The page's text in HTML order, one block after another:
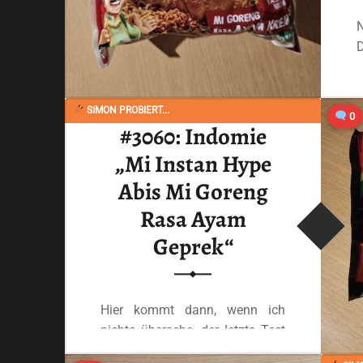
0
SIMON PROBIERT...
#3060: Indomie
„Mi Instan Hype
Abis Mi Goreng
Rasa Ayam
Geprek“
Hier kommt dann, wenn ich
nichts übersehe, der letzte Test
aus der…